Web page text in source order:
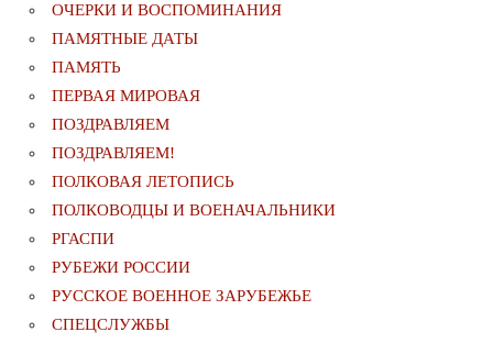
ОЧЕРКИ И ВОСПОМИНАНИЯ
ПАМЯТНЫЕ ДАТЫ
ПАМЯТЬ
ПЕРВАЯ МИРОВАЯ
ПОЗДРАВЛЯЕМ
ПОЗДРАВЛЯЕМ!
ПОЛКОВАЯ ЛЕТОПИСЬ
ПОЛКОВОДЦЫ И ВОЕНАЧАЛЬНИКИ
РГАСПИ
РУБЕЖИ РОССИИ
РУССКОЕ ВОЕННОЕ ЗАРУБЕЖЬЕ
СПЕЦСЛУЖБЫ